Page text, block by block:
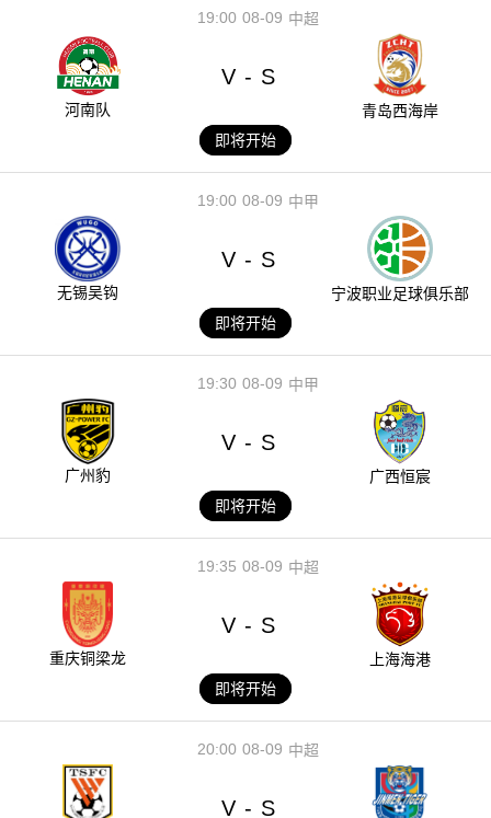
08-09
19:00 中超
河南队
V - S
青岛西海岸
即将开始
08-09
19:00 中甲
无锡吴钩
V - S
宁波职业足球俱乐部
即将开始
08-09
19:30 中甲
广州豹
V - S
广西恒宸
即将开始
08-09
19:35 中超
重庆铜梁龙
V - S
上海海港
即将开始
08-09
20:00 中超
V - S